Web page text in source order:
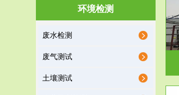
环境检测
废水检测
废气测试
土壤测试
危险废物处理
危险废物解释：根据《中华人民共和国固体废物
污染防治法》的规定，危...